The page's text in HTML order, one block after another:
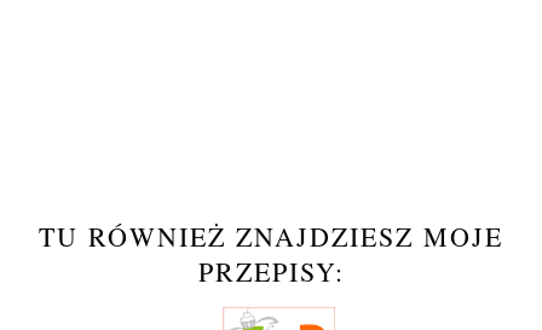
TU RÓWNIEŻ ZNAJDZIESZ MOJE
PRZEPISY: